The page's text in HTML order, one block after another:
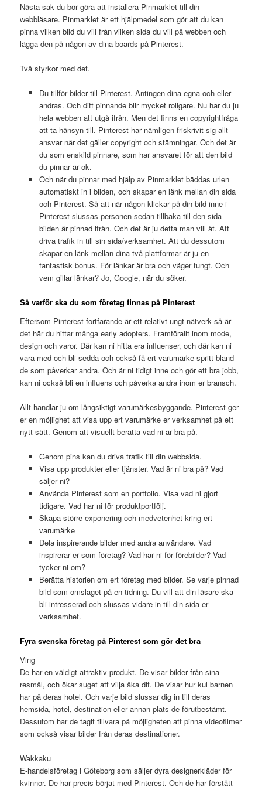
Nästa sak du bör göra att installera Pinmarklet till din
webbläsare. Pinmarklet är ett hjälpmedel som gör att du kan
pinna vilken bild du vill från vilken sida du vill på webben och
lägga den på någon av dina boards på Pinterest.
Två styrkor med det.
Du tillför bilder till Pinterest. Antingen dina egna och eller
andras. Och ditt pinnande blir mycket roligare. Nu har du ju
hela webben att utgå ifrån. Men det finns en copyrightfråga
att ta hänsyn till. Pinterest har nämligen friskrivit sig allt
ansvar när det gäller copyright och stämningar. Och det är
du som enskild pinnare, som har ansvaret för att den bild
du pinnar är ok.
Och när du pinnar med hjälp av Pinmarklet bäddas urlen
automatiskt in i bilden, och skapar en länk mellan din sida
och Pinterest. Så att när någon klickar på din bild inne i
Pinterest slussas personen sedan tillbaka till den sida
bilden är pinnad ifrån. Och det är ju detta man vill åt. Att
driva trafik in till sin sida/verksamhet. Att du dessutom
skapar en länk mellan dina två plattformar är ju en
fantastisk bonus. För länkar är bra och väger tungt. Och
vem gillar länkar? Jo, Google, när du söker.
Så varför ska du som företag finnas på Pinterest
Eftersom Pinterest fortfarande är ett relativt ungt nätverk så är
det här du hittar många early adopters. Framförallt inom mode,
design och varor. Där kan ni hitta era influenser, och där kan ni
vara med och bli sedda och också få ert varumärke spritt bland
de som påverkar andra. Och är ni tidigt inne och gör ett bra jobb,
kan ni också bli en influens och påverka andra inom er bransch.
Allt handlar ju om långsiktigt varumärkesbyggande. Pinterest ger
er en möjlighet att visa upp ert varumärke er verksamhet på ett
nytt sätt. Genom att visuellt berätta vad ni är bra på.
Genom pins kan du driva trafik till din webbsida.
Visa upp produkter eller tjänster. Vad är ni bra på? Vad
säljer ni?
Använda Pinterest som en portfolio. Visa vad ni gjort
tidigare. Vad har ni för produktportfölj.
Skapa större exponering och medvetenhet kring ert
varumärke
Dela inspirerande bilder med andra användare. Vad
inspirerar er som företag? Vad har ni för förebilder? Vad
tycker ni om?
Berätta historien om ert företag med bilder. Se varje pinnad
bild som omslaget på en tidning. Du vill att din läsare ska
bli intresserad och slussas vidare in till din sida er
verksamhet.
Fyra svenska företag på Pinterest som gör det bra
Ving
De har en väldigt attraktiv produkt. De visar bilder från sina
resmål, och ökar suget att vilja åka dit. De visar hur kul barnen
har på deras hotel. Och varje bild slussar dig in till deras
hemsida, hotel, destination eller annan plats de förutbestämt.
Dessutom har de tagit tillvara på möjligheten att pinna videofilmer
som också visar bilder från deras destinationer.
Wakkaku
E-handelsföretag i Göteborg som säljer dyra designerkläder för
kvinnor. De har precis börjat med Pinterest. Och de har förstått